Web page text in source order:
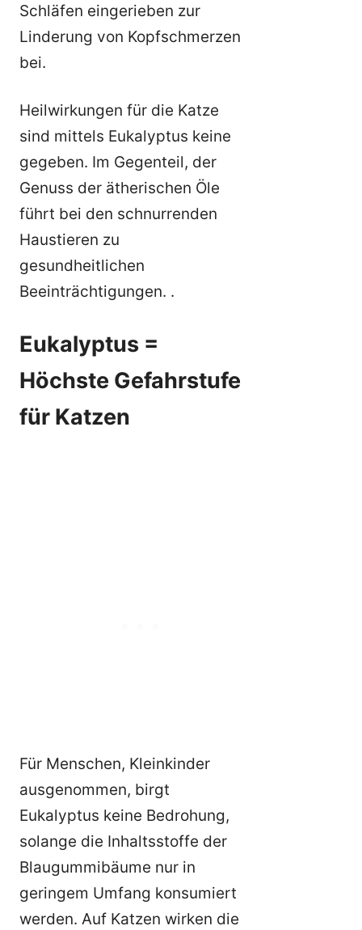
Schläfen eingerieben zur
Linderung von Kopfschmerzen
bei.
Heilwirkungen für die Katze
sind mittels Eukalyptus keine
gegeben. Im Gegenteil, der
Genuss der ätherischen Öle
führt bei den schnurrenden
Haustieren zu
gesundheitlichen
Beeinträchtigungen. .
Eukalyptus =
Höchste Gefahrstufe
für Katzen
Für Menschen, Kleinkinder
ausgenommen, birgt
Eukalyptus keine Bedrohung,
solange die Inhaltsstoffe der
Blaugummibäume nur in
geringem Umfang konsumiert
werden. Auf Katzen wirken die